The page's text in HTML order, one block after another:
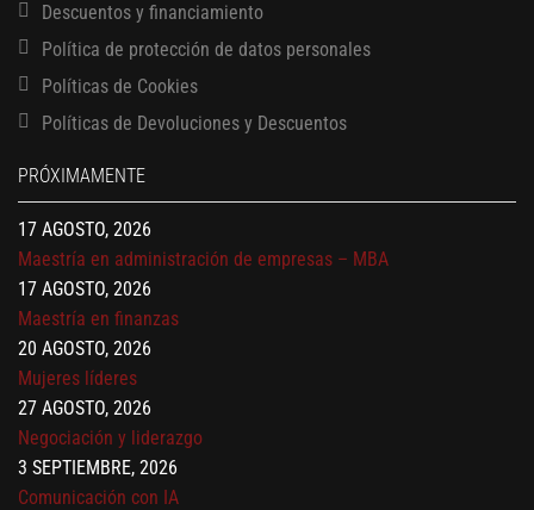
Descuentos y financiamiento
Política de protección de datos personales
Políticas de Cookies
Políticas de Devoluciones y Descuentos
PRÓXIMAMENTE
13 AGOSTO, 2026
17 AGOSTO, 2026
Gerencia de empresas familiares
17 AGOSTO, 2026
Maestría en administración de empresas – MBA
17 AGOSTO, 2026
Maestría en finanzas
20 AGOSTO, 2026
Mujeres líderes
27 AGOSTO, 2026
Negociación y liderazgo
3 SEPTIEMBRE, 2026
Comunicación con IA